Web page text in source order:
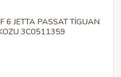
6 JETTA PASSAT TIGUAN
3C0511359